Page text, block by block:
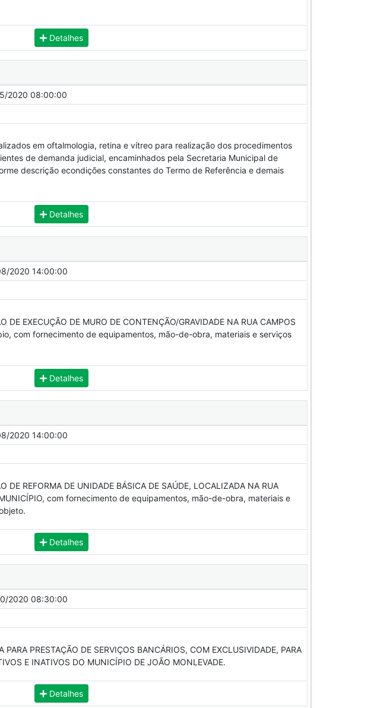
Detalhes
2020 08:00:00
em oftalmologia, retina e vítreo para realização dos procedimentos
de demanda judicial, encaminhados pela Secretaria Municipal de
descrição econdições constantes do Termo de Referência e demais
Detalhes
2020 14:00:00
DE EXECUÇÃO DE MURO DE CONTENÇÃO/GRAVIDADE NA RUA CAMPOS
com fornecimento de equipamentos, mão-de-obra, materiais e serviços
Detalhes
2020 14:00:00
DE REFORMA DE UNIDADE BÁSICA DE SAÚDE, LOCALIZADA NA RUA
com fornecimento de equipamentos, mão-de-obra, materiais e
Detalhes
2020 08:30:00
PRESTAÇÃO DE SERVIÇOS BANCÁRIOS, COM EXCLUSIVIDADE, PARA
E INATIVOS DO MUNICÍPIO DE JOÃO MONLEVADE.
Detalhes